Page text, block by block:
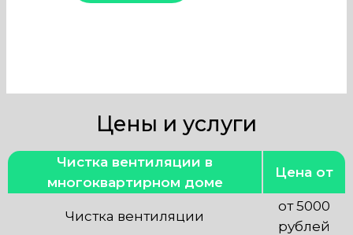
Цены и услуги
Чистка вентиляции в
многоквартирном доме
Цена от
Чистка вентиляции
от 5000
рублей